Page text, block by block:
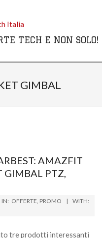
TECH E NON SOLO!
GIMBAL
AMAZFIT
GIMBAL PTZ,
IN: OFFERTE PROMO
WITH:
tre prodotti interessanti